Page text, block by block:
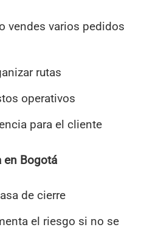
vendes varios pedidos
rutas
operativos
para el cliente
en Bogotá
de cierre
el riesgo si no se